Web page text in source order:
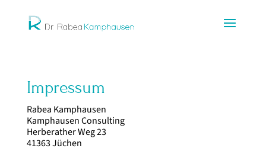
Impressum
Rabea Kamphausen
Kamphausen Consulting
Herberather Weg 23
41363 Jüchen